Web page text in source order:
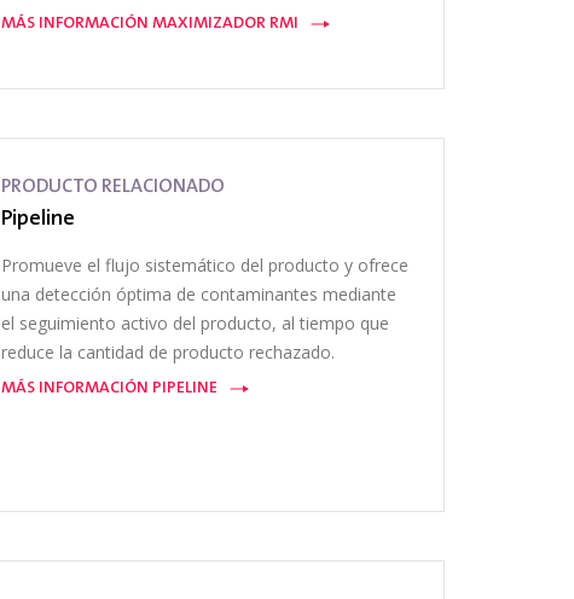
MÁS INFORMACIÓN MAXIMIZADOR RMI
PRODUCTO RELACIONADO
Pipeline
Promueve el flujo sistemático del producto y ofrece
una detección óptima de contaminantes mediante
el seguimiento activo del producto, al tiempo que
reduce la cantidad de producto rechazado.
MÁS INFORMACIÓN PIPELINE